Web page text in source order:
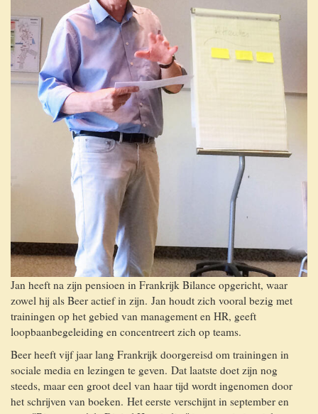
Jan heeft na zijn pensioen in Frankrijk Bilance opgericht, waar
zowel hij als Beer actief in zijn. Jan houdt zich vooral bezig met
trainingen op het gebied van management en HR, geeft
loopbaanbegeleiding en concentreert zich op teams.
Beer heeft vijf jaar lang Frankrijk doorgereisd om trainingen in
sociale media en lezingen te geven. Dat laatste doet zijn nog
steeds, maar een groot deel van haar tijd wordt ingenomen door
het schrijven van boeken. Het eerste verschijnt in september en